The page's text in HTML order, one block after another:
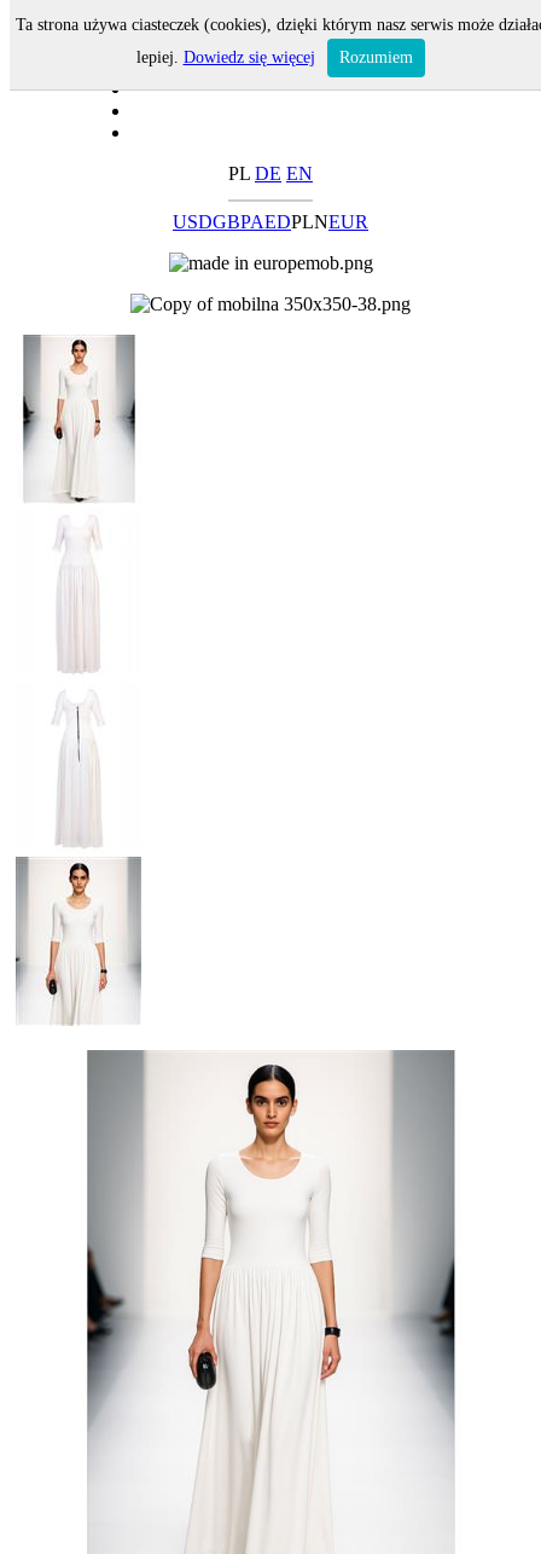
PL DE EN
USDGBPAEDPLNEUR
Ta strona używa ciasteczek (cookies), dzięki którym nasz serwis może
lepiej. Dowiedz się więcej Rozumiem